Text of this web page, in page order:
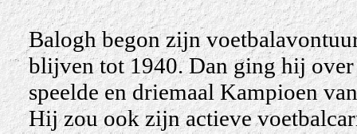
Balogh begon zijn
blijven tot 1940. Dan ging hij
speelde en driemaal Kampioen
Hij zou ook zijn actieve